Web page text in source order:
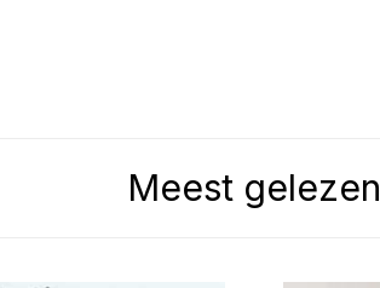
Meest gelezen